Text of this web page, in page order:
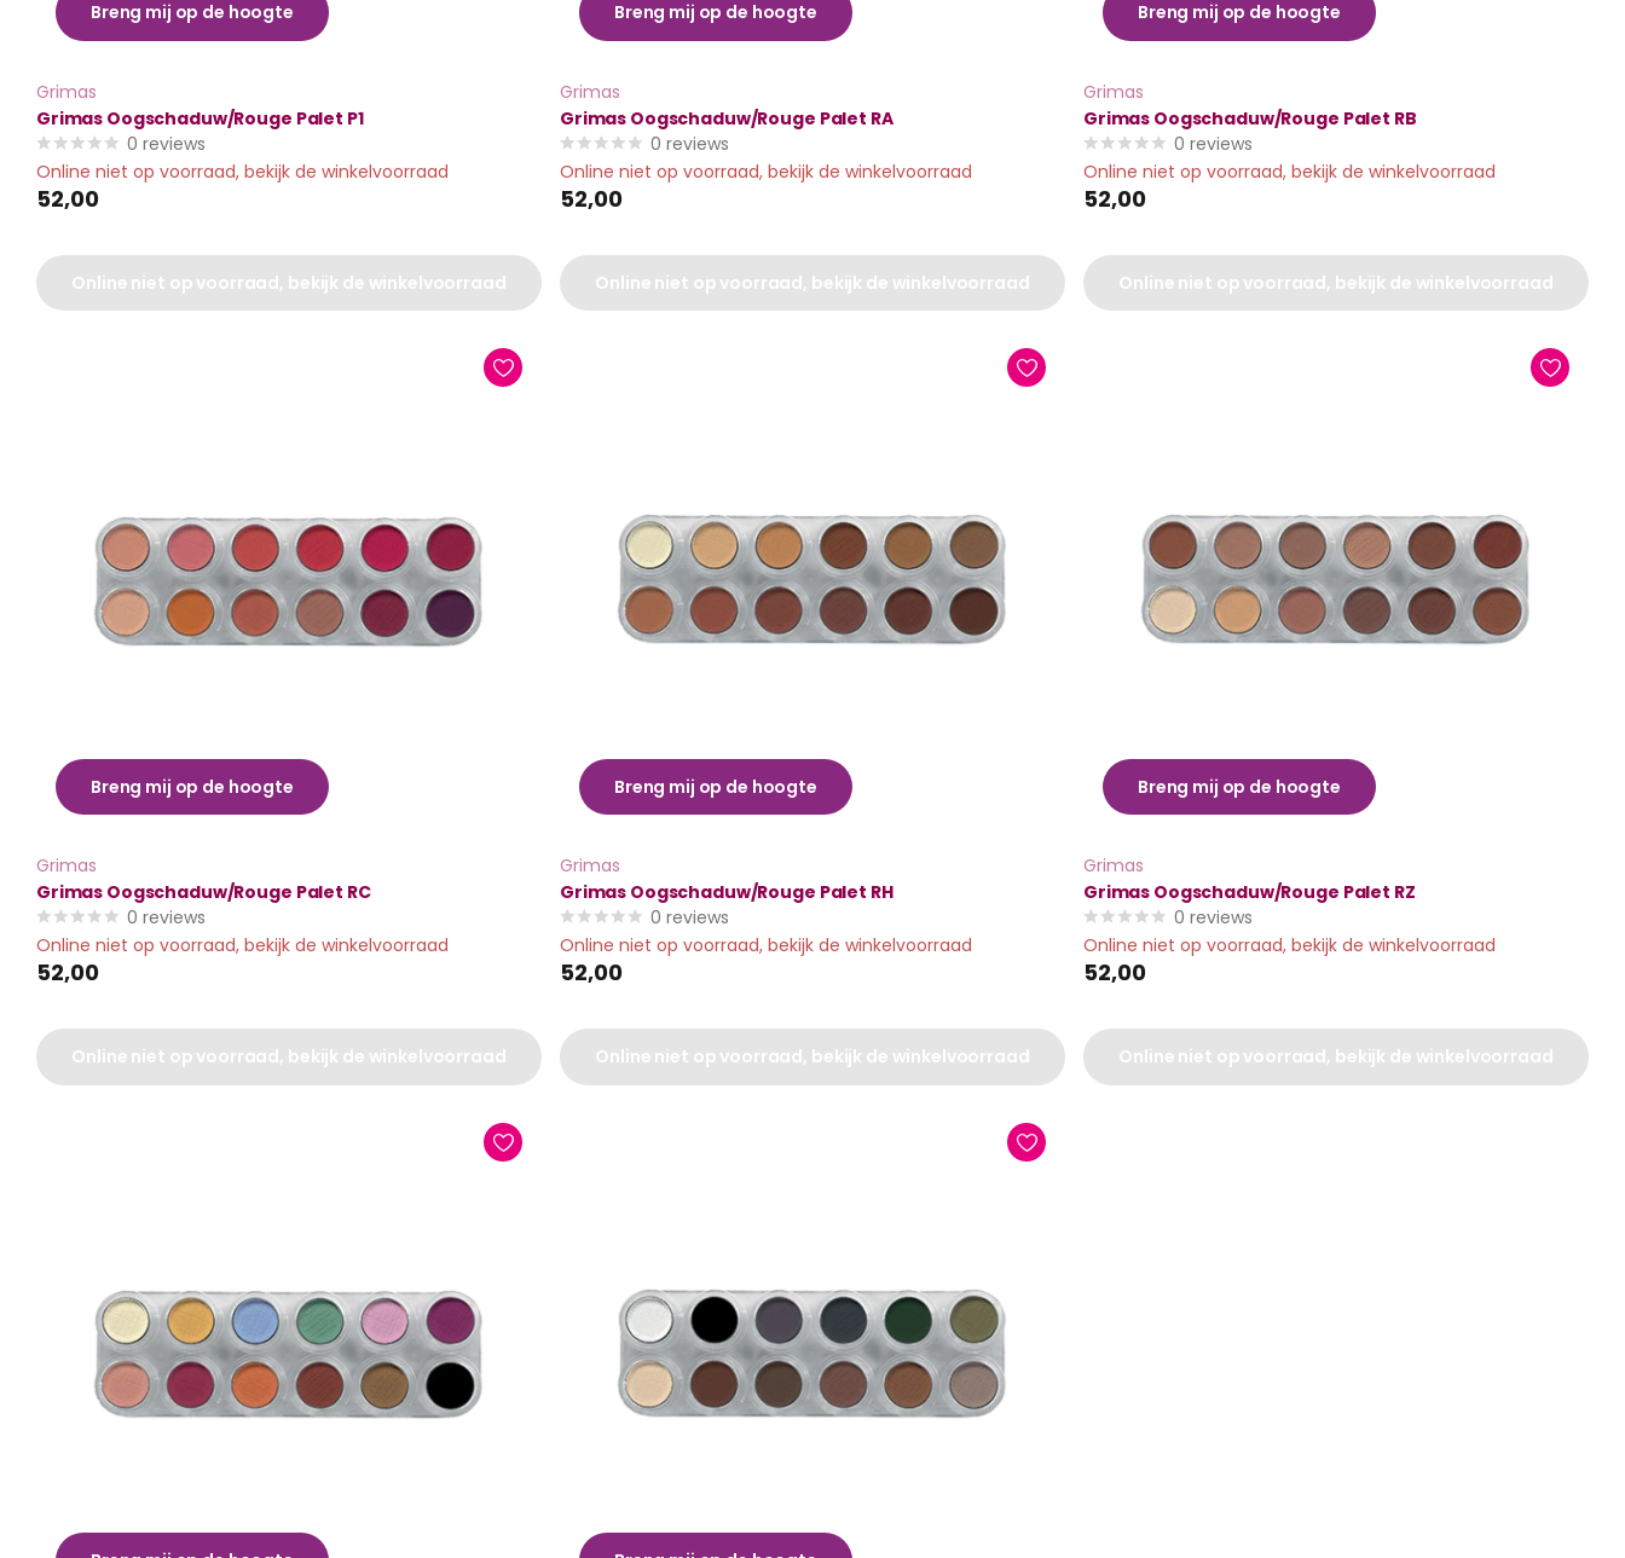
Breng mij op de hoogte
Grimas
Grimas Oogschaduw/Rouge Palet P1
0 reviews
Online niet op voorraad, bekijk de winkelvoorraad
52,00
Online niet op voorraad, bekijk de winkelvoorraad
Breng mij op de hoogte
Grimas
Grimas Oogschaduw/Rouge Palet RA
0 reviews
Online niet op voorraad, bekijk de winkelvoorraad
52,00
Online niet op voorraad, bekijk de winkelvoorraad
Breng mij op de hoogte
Grimas
Grimas Oogschaduw/Rouge Palet RB
0 reviews
Online niet op voorraad, bekijk de winkelvoorraad
52,00
Online niet op voorraad, bekijk de winkelvoorraad
Breng mij op de hoogte
Grimas
Grimas Oogschaduw/Rouge Palet RC
0 reviews
Online niet op voorraad, bekijk de winkelvoorraad
52,00
Online niet op voorraad, bekijk de winkelvoorraad
Breng mij op de hoogte
Grimas
Grimas Oogschaduw/Rouge Palet RH
0 reviews
Online niet op voorraad, bekijk de winkelvoorraad
52,00
Online niet op voorraad, bekijk de winkelvoorraad
Breng mij op de hoogte
Grimas
Grimas Oogschaduw/Rouge Palet RZ
0 reviews
Online niet op voorraad, bekijk de winkelvoorraad
52,00
Online niet op voorraad, bekijk de winkelvoorraad